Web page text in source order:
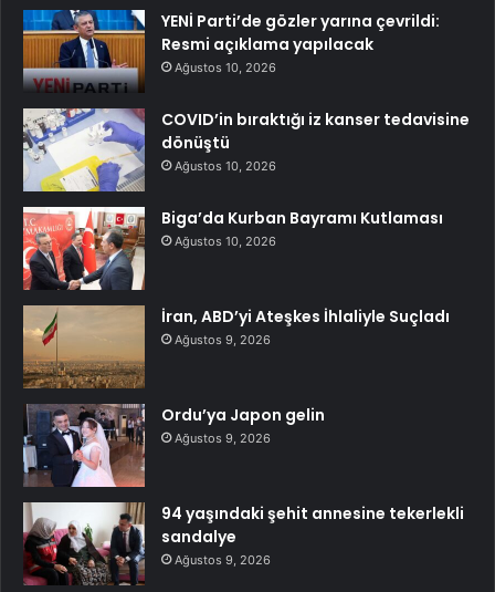
YENİ Parti’de gözler yarına çevrildi:
Resmi açıklama yapılacak
Ağustos 10, 2026
COVID’in bıraktığı iz kanser tedavisine
dönüştü
Ağustos 10, 2026
Biga’da Kurban Bayramı Kutlaması
Ağustos 10, 2026
İran, ABD’yi Ateşkes İhlaliyle Suçladı
Ağustos 9, 2026
Ordu’ya Japon gelin
Ağustos 9, 2026
94 yaşındaki şehit annesine tekerlekli
sandalye
Ağustos 9, 2026